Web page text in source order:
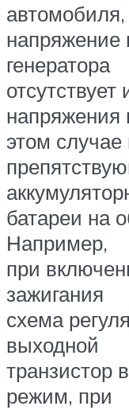
автомобиля,
генератора
отсутствует
напряжения
этом
батареи на
Например,
при
зажигания
схема
выходной
транзистор
режим, при